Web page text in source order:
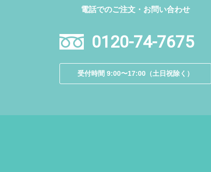
電話でのご注文・お問い合わせ
0120-74-7675
受付時間 9:00〜17:00（土日祝除く）